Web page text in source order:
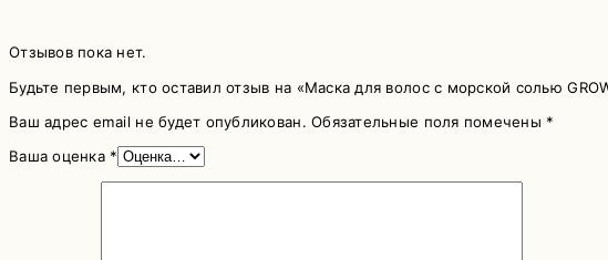
Отзывов пока нет.
Будьте первым, кто оставил отзыв на «Маска для волос с морской солью
Ваш адрес email не будет опубликован. Обязательные поля помечены *
Ваша оценка *